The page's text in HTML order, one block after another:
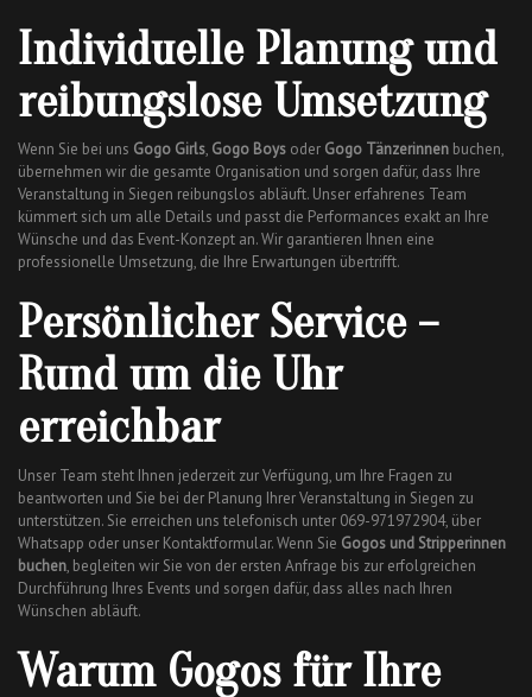
Individuelle Planung und
reibungslose Umsetzung
Wenn Sie bei uns Gogo Girls, Gogo Boys oder Gogo Tänzerinnen buchen,
übernehmen wir die gesamte Organisation und sorgen dafür, dass Ihre
Veranstaltung in Siegen reibungslos abläuft. Unser erfahrenes Team
kümmert sich um alle Details und passt die Performances exakt an Ihre
Wünsche und das Event-Konzept an. Wir garantieren Ihnen eine
professionelle Umsetzung, die Ihre Erwartungen übertrifft.
Persönlicher Service –
Rund um die Uhr
erreichbar
Unser Team steht Ihnen jederzeit zur Verfügung, um Ihre Fragen zu
beantworten und Sie bei der Planung Ihrer Veranstaltung in Siegen zu
unterstützen. Sie erreichen uns telefonisch unter 069-971972904, über
Whatsapp oder unser Kontaktformular. Wenn Sie Gogos und Stripperinnen
buchen, begleiten wir Sie von der ersten Anfrage bis zur erfolgreichen
Durchführung Ihres Events und sorgen dafür, dass alles nach Ihren
Wünschen abläuft.
Warum Gogos für Ihre